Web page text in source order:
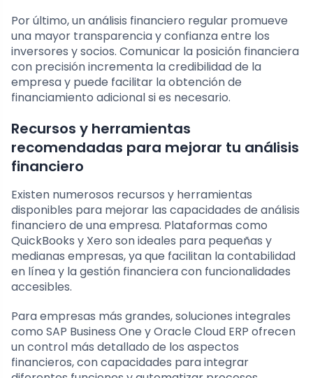
Por último, un análisis financiero regular promueve
una mayor transparencia y confianza entre los
inversores y socios. Comunicar la posición financiera
con precisión incrementa la credibilidad de la
empresa y puede facilitar la obtención de
financiamiento adicional si es necesario.
Recursos y herramientas
recomendadas para mejorar tu análisis
financiero
Existen numerosos recursos y herramientas
disponibles para mejorar las capacidades de análisis
financiero de una empresa. Plataformas como
QuickBooks y Xero son ideales para pequeñas y
medianas empresas, ya que facilitan la contabilidad
en línea y la gestión financiera con funcionalidades
accesibles.
Para empresas más grandes, soluciones integrales
como SAP Business One y Oracle Cloud ERP ofrecen
un control más detallado de los aspectos
financieros, con capacidades para integrar